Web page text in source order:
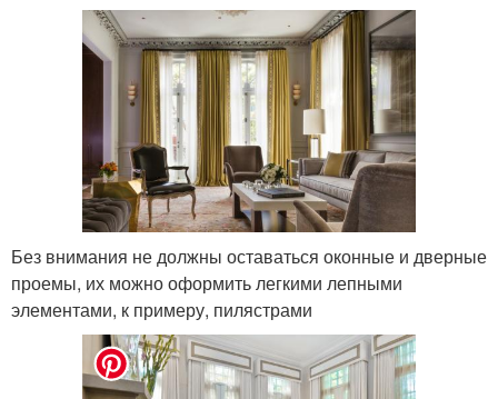
Без внимания не должны оставаться оконные и дверные
проемы, их можно оформить легкими лепными
элементами, к примеру, пилястрами